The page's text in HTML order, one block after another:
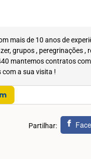
mais de 10 anos de
grupos , peregrinações
mantemos contratos
a sua visita !
Partilhar: